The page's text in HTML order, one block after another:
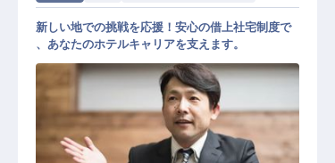
新しい地での挑戦を応援！安心の借上社宅制度で
、あなたのホテルキャリアを支えます。